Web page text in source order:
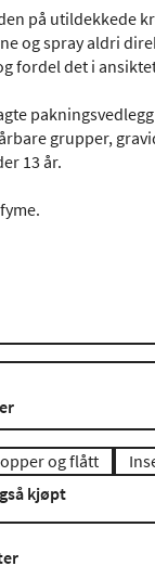
på utildekkede
og spray aldri
fordel det i
grupper,
13 år.
og flått
kjøpt